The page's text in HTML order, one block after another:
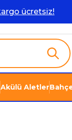
ücretsiz!
Akülü Aletler